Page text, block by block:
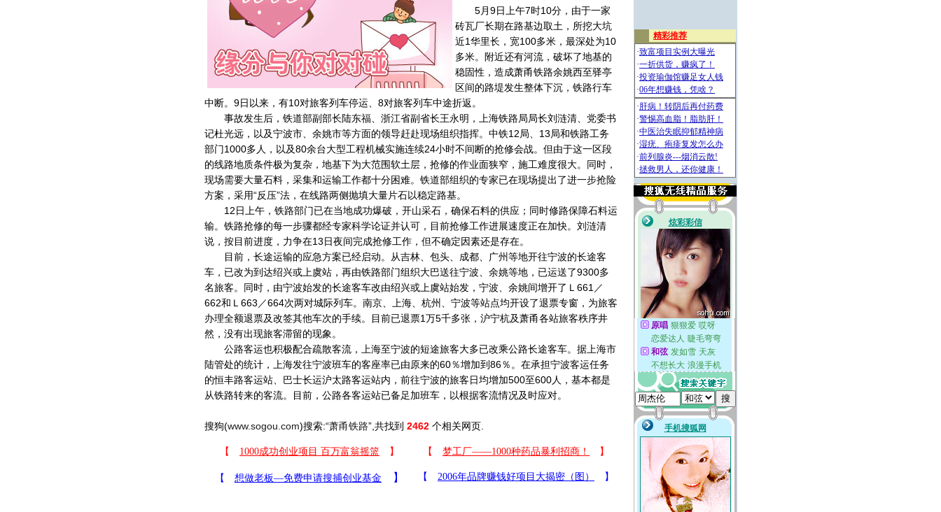
5月9日上午7时10分，由于一家
砖瓦厂长期在路基边取土，所挖大坑
近1华里长，宽100多米，最深处为10
多米。附近还有河流，破坏了地基的
稳固性，造成萧甬铁路余姚西至驿亭
区间的路堤发生整体下沉，铁路行车
中断。9日以来，有10对旅客列车停运、8对旅客列车中途折返。
事故发生后，铁道部副部长陆东福、浙江省副省长王永明，上海铁路局局长刘涟清、党委书
记杜光远，以及宁波市、余姚市等方面的领导赶赴现场组织指挥。中铁12局、13局和铁路工务
部门1000多人，以及80余台大型工程机械实施连续24小时不间断的抢修会战。但由于这一区段
的线路地质条件极为复杂，地基下为大范围软土层，抢修的作业面狭窄，施工难度很大。同时，
现场需要大量石料，采集和运输工作都十分困难。铁道部组织的专家已在现场提出了进一步抢险
方案，采用“反压”法，在线路两侧抛填大量片石以稳定路基。
12日上午，铁路部门已在当地成功爆破，开山采石，确保石料的供应；同时修路保障石料运
输。铁路抢修的每一步骤都经专家科学论证并认可，目前抢修工作进展速度正在加快。刘涟清
说，按目前进度，力争在13日夜间完成抢修工作，但不确定因素还是存在。
目前，长途运输的应急方案已经启动。从吉林、包头、成都、广州等地开往宁波的长途客
车，已改为到达绍兴或上虞站，再由铁路部门组织大巴送往宁波、余姚等地，已运送了9300多
名旅客。同时，由宁波始发的长途客车改由绍兴或上虞站始发，宁波、余姚间增开了Ｌ661／
662和Ｌ663／664次两对城际列车。南京、上海、杭州、宁波等站点均开设了退票专窗，为旅客
办理全额退票及改签其他车次的手续。目前已退票1万5千多张，沪宁杭及萧甬各站旅客秩序井
然，没有出现旅客滞留的现象。
公路客运也积极配合疏散客流，上海至宁波的短途旅客大多已改乘公路长途客车。据上海市
陆管处的统计，上海发往宁波班车的客座率已由原来的60％增加到86％。在承担宁波客运任务
的恒丰路客运站、巴士长运沪太路客运站内，前往宁波的旅客日均增加500至600人，基本都是
从铁路转来的客流。目前，公路各客运站已备足加班车，以根据客流情况及时应对。
搜狗(www.sogou.com)搜索:“萧甬铁路”,共找到 2462 个相关网页.